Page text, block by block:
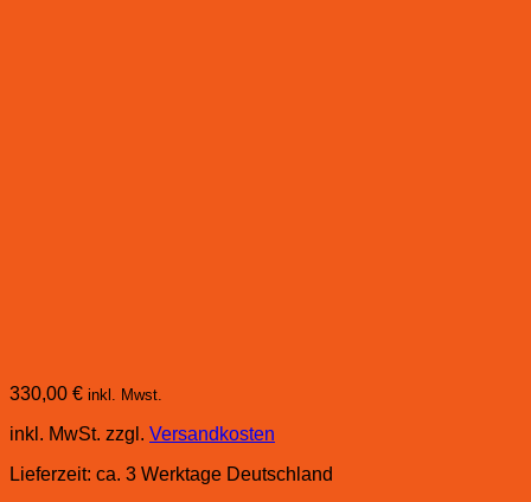
330,00 € inkl. Mwst.
inkl. MwSt. zzgl. Versandkosten
Lieferzeit: ca. 3 Werktage Deutschland